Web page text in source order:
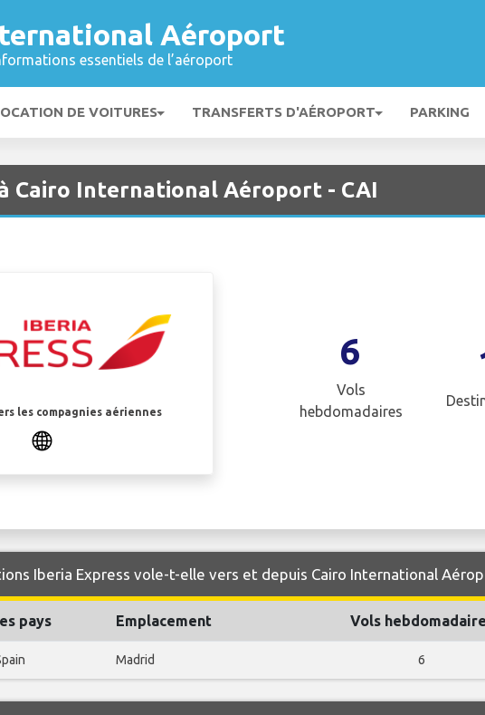
Aéroport
essentiels de l’aéroport
DE VOITURES TRANSFERTS D'AÉROPORT PARKING
Cairo International Aéroport - CAI
les compagnies aériennes
6
Vols
hebdomadaires
Iberia Express vole-t-elle vers et depuis Cairo International
pays Emplacement Vols
Madrid 6